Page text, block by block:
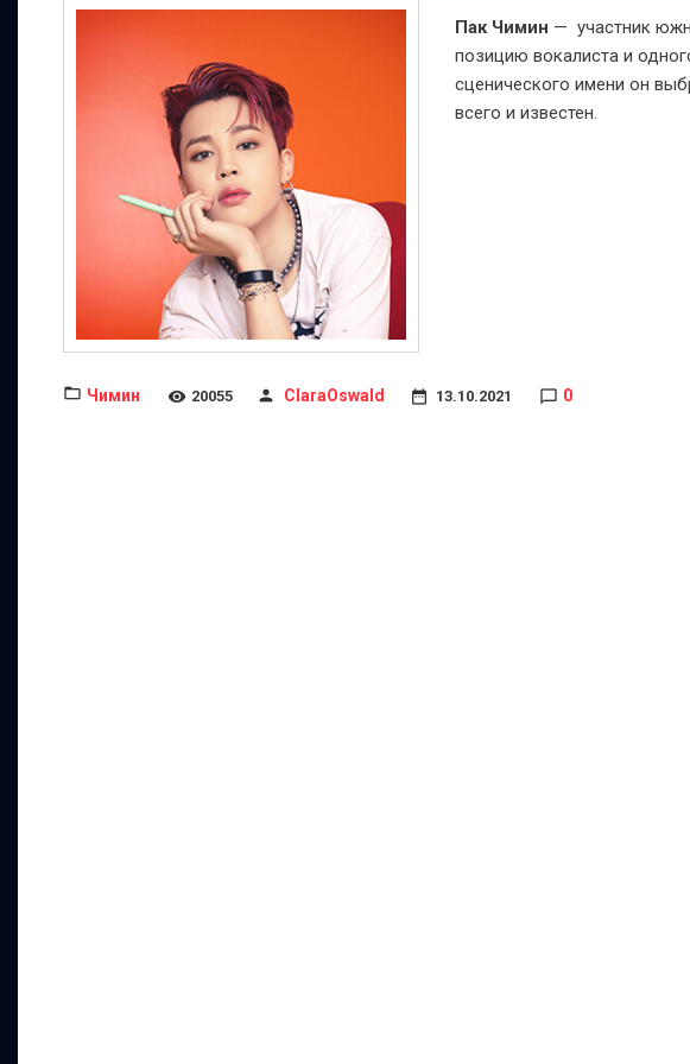
Пак Чимин — участник
позицию вокалиста и
сценического имени он
всего и известен.
Чимин 20055 ClaraOswald 13.10.2021 0